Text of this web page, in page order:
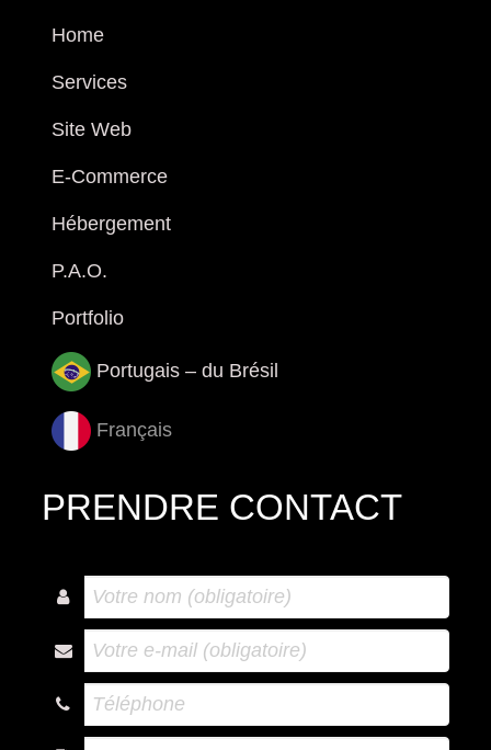
Home
Services
Site Web
E-Commerce
Hébergement
P.A.O.
Portfolio
Portugais – du Brésil
Français
PRENDRE CONTACT